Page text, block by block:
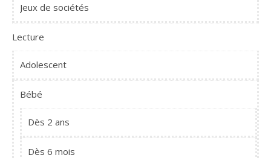
Jeux de sociétés
Lecture
Adolescent
Bébé
Dès 2 ans
Dès 6 mois